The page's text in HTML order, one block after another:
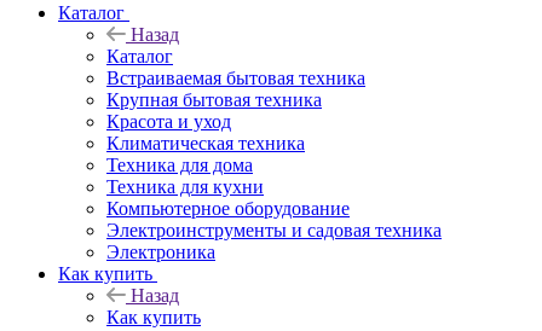
Каталог
Назад
Каталог
Встраиваемая бытовая техника
Крупная бытовая техника
Красота и уход
Климатическая техника
Техника для дома
Техника для кухни
Компьютерное оборудование
Электроинструменты и садовая техника
Электроника
Как купить
Назад
Как купить